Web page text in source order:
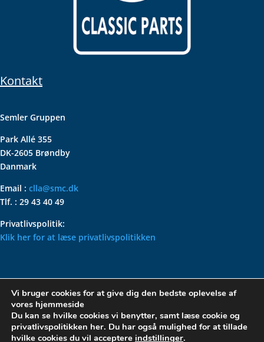
Kontakt
Semler Gruppen
Park Allé 355
DK-2605 Brøndby
Danmark
Email : clla@smc.dk
Tlf. : 29 43 40 49
Privatlivspolitik:
Klik her for at læse privatlivspolitikken
VOLKSWAGEN CLASSIC
PARTS – HOLDER DIN
KLASSISKE VOLKSWAGEN I
TOPFORM
Vi bruger cookies for at give dig den bedste oplevelse af
vores hjemmeside
Du kan se hvilke cookies vi benytter, samt læse cookie og
privatlivspolitikken her. Du har også mulighed for at tillade
hvilke cookies du vil acceptere indstillinger.